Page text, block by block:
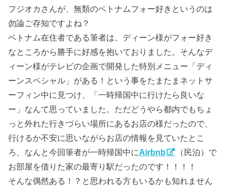
フジオカさんが、無類のベトナムフォー好きというのは
勿論ご存知ですよね？
ベトナム在住者である筆者は、ディーン様がフォー好き
なところから勝手に好感を抱いておりました。そんなデ
ィーン様がテレビの企画で開発した特別メニュー「ディ
ーンスペシャル」がある！という事をたまたまネットサ
ーフィン中に見つけ、「一時帰国中に行けたら良いな
ー」なんて思っていました。ただどうやら都内でもちょ
っと外れた行きづらい場所にあるお店の様だったので、
行けるか不安に思いながらお店の情報を見ていたとこ
ろ、なんと今回筆者が一時帰国中にAirbnb
（民泊）で
お部屋を借りた家の最寄り駅だったのです！！！！
そんな偶然ある！？と思われる方もいるかも知れません